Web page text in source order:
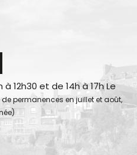
12h30 et de 14h à 17h Le
permanences en juillet et août,